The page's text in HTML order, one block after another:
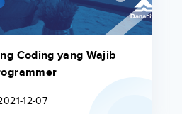
Coding yang Wajib
12-07